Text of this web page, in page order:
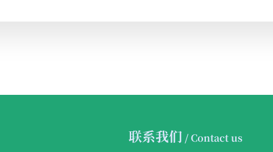
联系我们 / Contact us